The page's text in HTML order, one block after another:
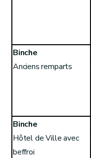
Binche
Anciens remparts
Binche
Hôtel de Ville avec
beffroi